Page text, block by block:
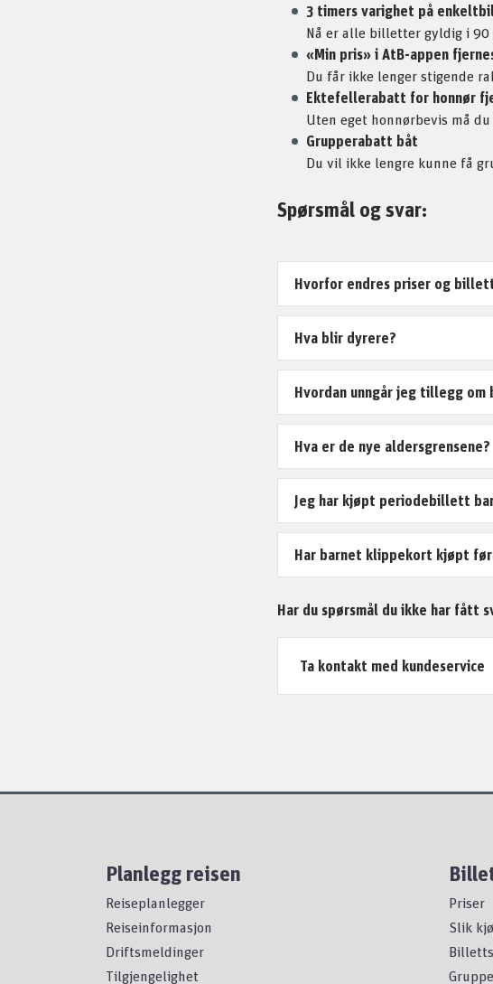
3 timers varighet på
Nå er alle billetter gyldig i
«Min pris» i AtB-appen
Du får ikke lenger stigende
Ektefellerabatt for honnør
Uten eget honnørbevis må
Grupperabatt båt
Du vil ikke lengre kunne få
Spørsmål og svar:
Hvorfor endres priser og
Hva blir dyrere?
Hvordan unngår jeg tillegg om
Hva er de nye aldersgrensene?
Jeg har kjøpt periodebillett
Har barnet klippekort kjøpt
Har du spørsmål du ikke har fått
Ta kontakt med kundeservice
Planlegg reisen
Reiseplanlegger
Reiseinformasjon
Driftsmeldinger
Tilgjengelighet
Priser
Slik